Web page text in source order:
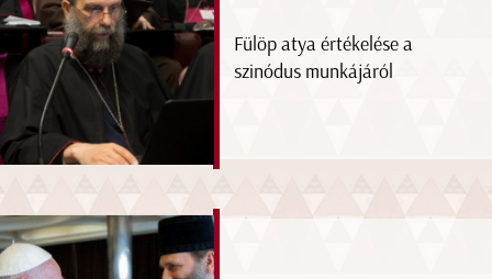
Fülöp atya értékelése a
szinódus munkájáról